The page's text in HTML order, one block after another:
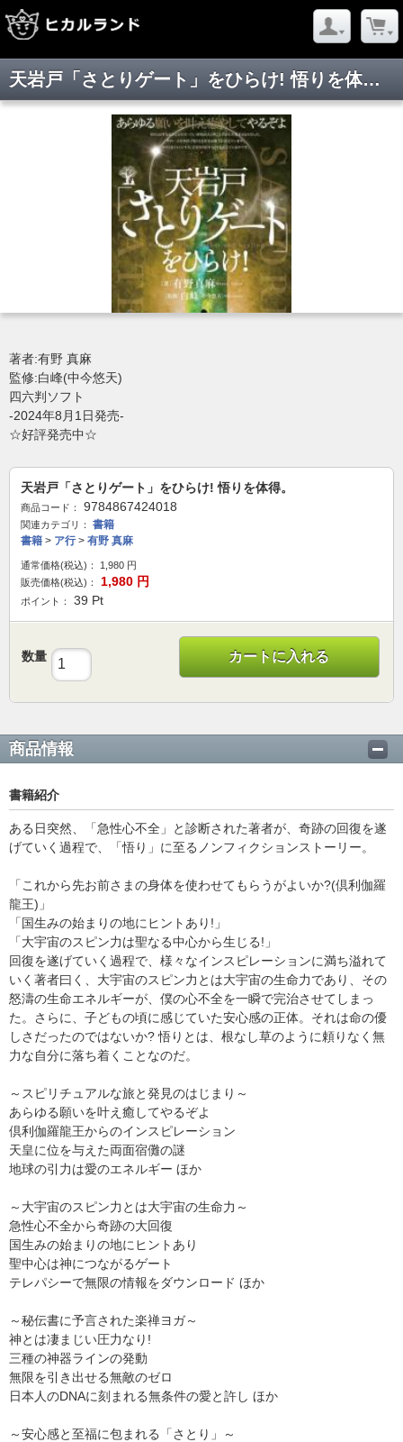
天岩戸「さとりゲート」をひらけ! 悟りを体得。
著者:有野 真麻
監修:白峰(中今悠天)
四六判ソフト
-2024年8月1日発売-
☆好評発売中☆
天岩戸「さとりゲート」をひらけ! 悟りを体得。
商品コード： 9784867424018
関連カテゴリ：
書籍
書籍 > ア行> 有野 真麻
通常価格(税込)： 1,980 円
販売価格(税込)：
1,980 円
ポイント： 39 Pt
数量 カートに入れる
商品情報
書籍紹介
ある日突然、「急性心不全」と診断された著者が、奇跡の回復を遂
げていく過程で、「悟り」に至るノンフィクションストーリー。
「これから先お前さまの身体を使わせてもらうがよいか?(倶利伽羅
龍王)」
「国生みの始まりの地にヒントあり!」
「大宇宙のスピン力は聖なる中心から生じる!」
回復を遂げていく過程で、様々なインスピレーションに満ち溢れて
いく著者曰く、大宇宙のスピン力とは大宇宙の生命力であり、その
怒濤の生命エネルギーが、僕の心不全を一瞬で完治させてしまっ
た。さらに、子どもの頃に感じていた安心感の正体。それは命の優
しさだったのではないか? 悟りとは、根なし草のように頼りなく無
力な自分に落ち着くことなのだ。
～スピリチュアルな旅と発見のはじまり～
あらゆる願いを叶え癒してやるぞよ
倶利伽羅龍王からのインスピレーション
天皇に位を与えた両面宿儺の謎
地球の引力は愛のエネルギー ほか
～大宇宙のスピン力とは大宇宙の生命力～
急性心不全から奇跡の大回復
国生みの始まりの地にヒントあり
聖中心は神につながるゲート
テレパシーで無限の情報をダウンロード ほか
～秘伝書に予言された楽禅ヨガ～
神とは凄まじい圧力なり!
三種の神器ラインの発動
無限を引き出せる無敵のゼロ
日本人のDNAに刻まれる無条件の愛と許し ほか
～安心感と至福に包まれる「さとり」～